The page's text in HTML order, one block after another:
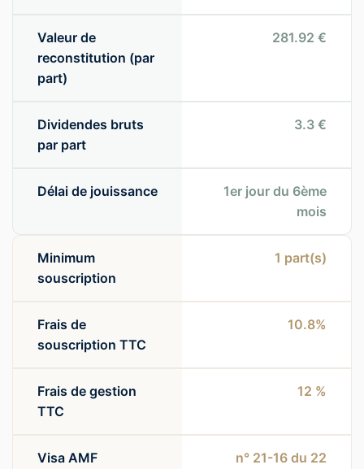
Valeur de
reconstitution (par
part)
281.92 €
Dividendes bruts
par part
3.3 €
Délai de jouissance
1er jour du 6ème
mois
Minimum
souscription
1 part(s)
Frais de
souscription TTC
10.8%
Frais de gestion
TTC
12 %
Visa AMF
n° 21-16 du 22